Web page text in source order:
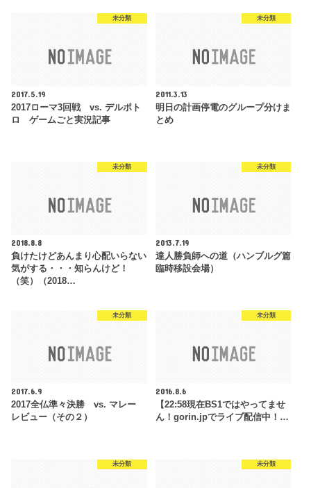
未分類
2017.5.19
2017ローマ3回戦 vs. デルポト
ロ ゲームごと実況記事
未分類
2011.3.13
明日の計画停電のグループ分けま
とめ
未分類
2018.8.8
負けたけどあんまり心配いらない
気がする・・・知らんけど！
（笑）（2018…
未分類
2013.7.19
達人勝負師への道（ハンブルグ篇
臨時移設会場）
未分類
2017.6.9
2017全仏準々決勝 vs. マレー
レビュー（その２）
未分類
2016.8.6
【22:58現在BS1ではやってませ
ん！gorin.jpでライブ配信中！…
未分類 未分類